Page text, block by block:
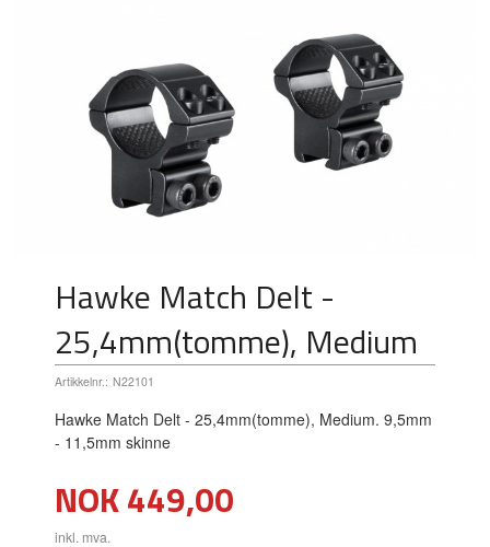
Hawke Match Delt -
25,4mm(tomme), Medium
Artikkelnr.: N22101
Hawke Match Delt - 25,4mm(tomme), Medium. 9,5mm
- 11,5mm skinne
Pris
NOK449,00
inkl. mva.